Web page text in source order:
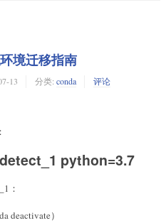
境迁移指南
13 分类: conda 评论
python=3.7
：
deactivate）